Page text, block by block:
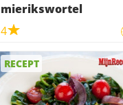
mierikswortel
4
RECEPT